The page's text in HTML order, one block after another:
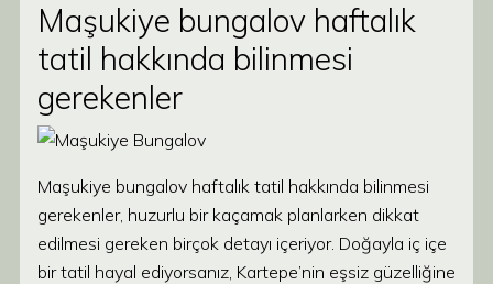
Maşukiye bungalov haftalık
tatil hakkında bilinmesi
gerekenler
Maşukiye bungalov haftalık tatil hakkında bilinmesi
gerekenler, huzurlu bir kaçamak planlarken dikkat
edilmesi gereken birçok detayı içeriyor. Doğayla iç içe
bir tatil hayal ediyorsanız, Kartepe’nin eşsiz güzelliğine